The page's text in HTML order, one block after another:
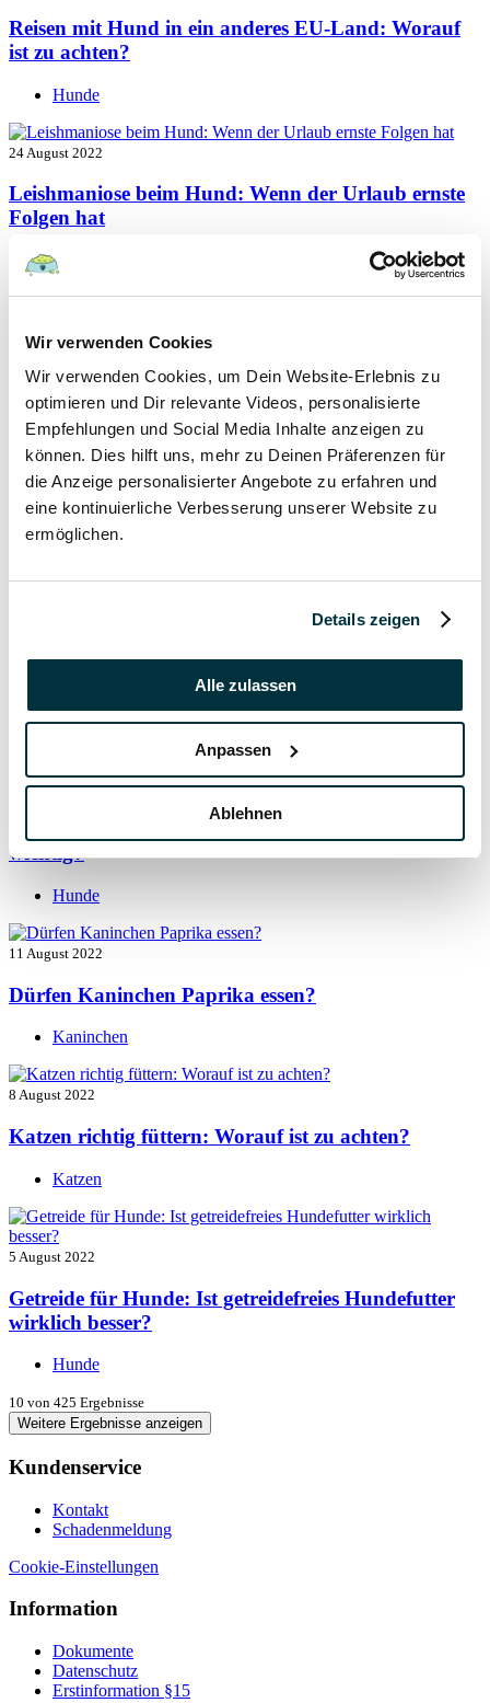
Wir verwenden Cookies
Wir verwenden Cookies, um Dein Website-Erlebnis zu
optimieren und Dir relevante Videos, personalisierte
Empfehlungen und Social Media Inhalte anzeigen zu
können. Dies hilft uns, mehr zu Deinen Präferenzen für
die Anzeige personalisierter Angebote zu erfahren und
eine kontinuierliche Verbesserung unserer Website zu
ermöglichen.
Details zeigen
Alle zulassen
Anpassen
Ablehnen
Reisen mit Hund in ein anderes EU-Land: Worauf
ist zu achten?
Hunde
24 August 2022
Leishmaniose beim Hund: Wenn der Urlaub ernste
Folgen hat
Hunde
22 August 2022
Hundefutter und Wasser im Urlaub: Worauf sollte
besonders geachtet werden?
Hunde
17 August 2022
Was dürfen Katzen nicht essen?
Katzen
Vitamin B für den Hund: Für was ist es wichtig?
Hunde
13 August 2022
wichtig?
Hunde
11 August 2022
Dürfen Kaninchen Paprika essen?
Kaninchen
8 August 2022
Katzen richtig füttern: Worauf ist zu achten?
Katzen
5 August 2022
Getreide für Hunde: Ist getreidefreies Hundefutter
wirklich besser?
Hunde
10 von 425 Ergebnisse
Weitere Ergebnisse anzeigen
Kundenservice
Kontakt
Schadenmeldung
Cookie-Einstellungen
Information
Dokumente
Datenschutz
Erstinformation §15